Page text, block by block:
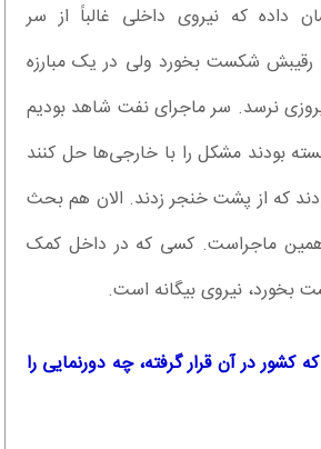
داده که نیروی داخلی غالباً از سر
شکست بخورد ولی در یک مبارزه
نرسد. سر ماجرای نفت شاهد بودیم
بودند مشکل را با خارجی‌ها حل کنند
که از پشت خنجر زدند. الان هم بحث
ماجراست. کسی که در داخل کمک
بخورد، نیروی بیگانه است.
کشور در آن قرار گرفته، چه دورنمایی را